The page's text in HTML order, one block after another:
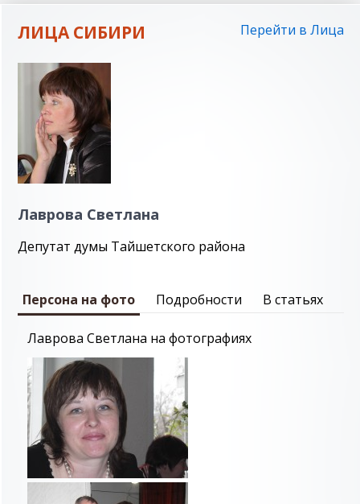
ЛИЦА СИБИРИ Перейти в Лица
Лаврова Светлана
Депутат думы Тайшетского района
Персона на фото Подробности В статьях
Лаврова Светлана на фотографиях